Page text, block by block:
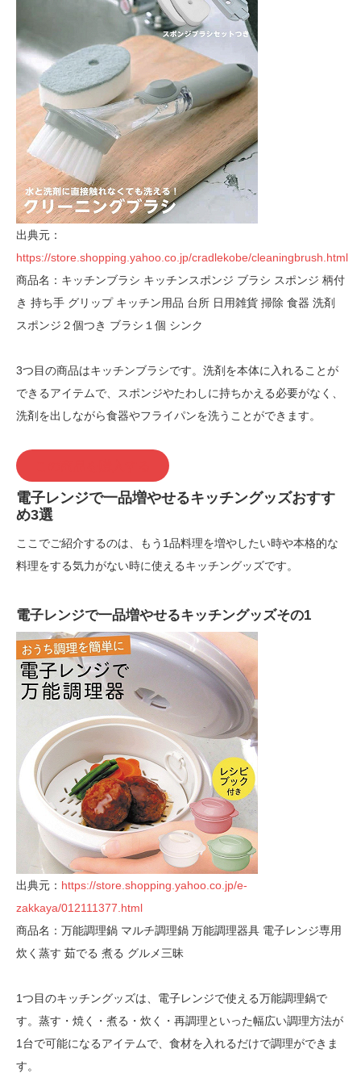
出典元：
https://store.shopping.yahoo.co.jp/cradlekobe/cleaningbrush.html
商品名：キッチンブラシ キッチンスポンジ ブラシ スポンジ 柄付
き 持ち手 グリップ キッチン用品 台所 日用雑貨 掃除 食器 洗剤
スポンジ２個つき ブラシ１個 シンク
3つ目の商品はキッチンブラシです。洗剤を本体に入れることが
できるアイテムで、スポンジやたわしに持ちかえる必要がなく、
洗剤を出しながら食器やフライパンを洗うことができます。
電子レンジで一品増やせるキッチングッズおすす
め3選
ここでご紹介するのは、もう1品料理を増やしたい時や本格的な
料理をする気力がない時に使えるキッチングッズです。
電子レンジで一品増やせるキッチングッズその1
出典元： https://store.shopping.yahoo.co.jp/e-
zakkaya/012111377.html
商品名：万能調理鍋 マルチ調理鍋 万能調理器具 電子レンジ専用
炊く蒸す 茹でる 煮る グルメ三昧
1つ目のキッチングッズは、電子レンジで使える万能調理鍋で
す。蒸す・焼く・煮る・炊く・再調理といった幅広い調理方法が
1台で可能になるアイテムで、食材を入れるだけで調理ができま
す。